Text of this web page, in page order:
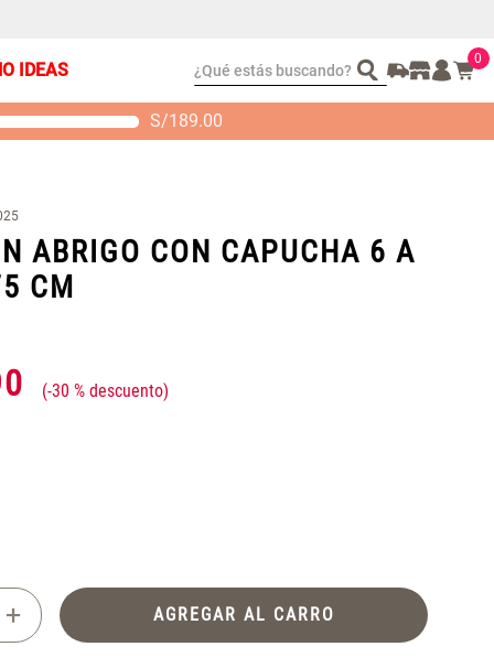
IDEAS ¿Qué estás buscando? 0
S/189.00
ABRIGO CON CAPUCHA 6 A
CM
-30 %
+ AGREGAR AL CARRO